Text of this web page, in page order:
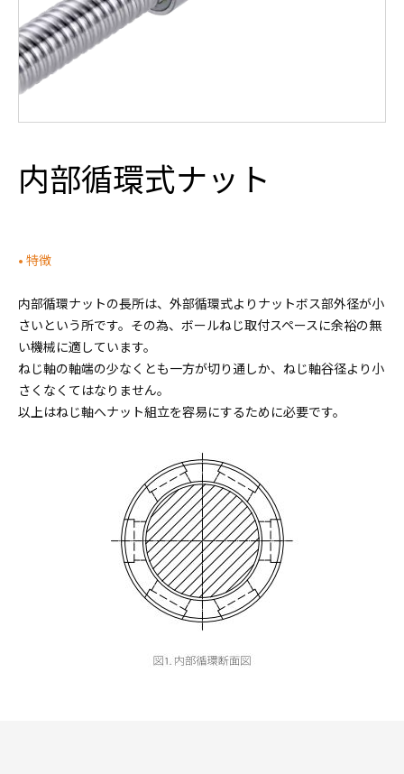
内部循環式ナット
• 特徴
内部循環ナットの長所は、外部循環式よりナットボス部外径が小
さいという所です。その為、ボールねじ取付スペースに余裕の無
い機械に適しています。
ねじ軸の軸端の少なくとも一方が切り通しか、ねじ軸谷径より小
さくなくてはなりません。
以上はねじ軸へナット組立を容易にするために必要です。